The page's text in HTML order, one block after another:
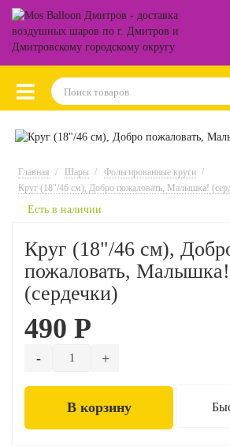
Главная Шары
Фольгированные круги
Круг (18"/46 см), Добро пожаловать, Малышка!
Есть в наличии
Круг (18"/46 см),
пожаловать, Малышка!
(сердечки)
490 Р
В корзину